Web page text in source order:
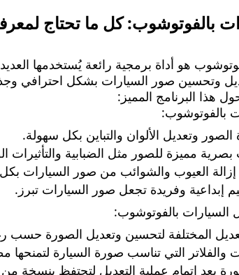
بالفوتوشوب: كل ما تحتاج
هو أداة برمجية رائعة يُستخدمها
وتحسين صور السيارات بشكل احترافي
هذا البرنامج المميز:
بالفوتوشوب:
وتعديل الألوان والتباين بكل سهولة.
مميزة للصور مثل الضبابية والتأثيرات
العيوب والشوائب من صور السيارات
إبداعية وفريدة تجعل صور السيارات تبرز.
السيارات بالفوتوشوب:
المختلفة لتحسين وتعديل الصورة حسب
والفلاتر التي تناسب صورة السيارة لتمنحها
بعد إتمام عملية التعديل لتحتفظ بنسخة